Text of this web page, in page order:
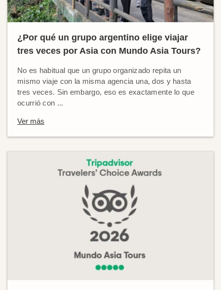
¿Por qué un grupo argentino elige viajar
tres veces por Asia con Mundo Asia Tours?
No es habitual que un grupo organizado repita un
mismo viaje con la misma agencia una, dos y hasta
tres veces. Sin embargo, eso es exactamente lo que
ocurrió con ...
Ver más